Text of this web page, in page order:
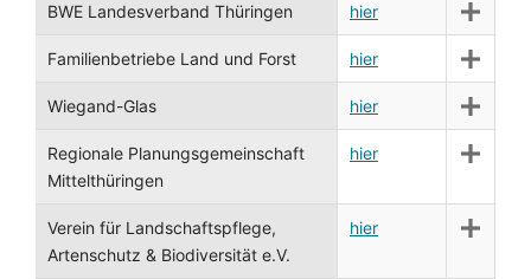
BWE Landesverband Thüringen hier
Familienbetriebe Land und Forst hier
Wiegand-Glas hier
Regionale Planungsgemeinschaft
Mittelthüringen
hier
Verein für Landschaftspflege,
Artenschutz & Biodiversität e.V.
hier